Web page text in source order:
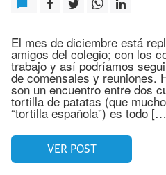
El mes de diciembre está
amigos del colegio; con los
trabajo y así podríamos
de comensales y reuniones.
son un encuentro entre dos
tortilla de patatas (que
“tortilla española”) es todo
VER POST